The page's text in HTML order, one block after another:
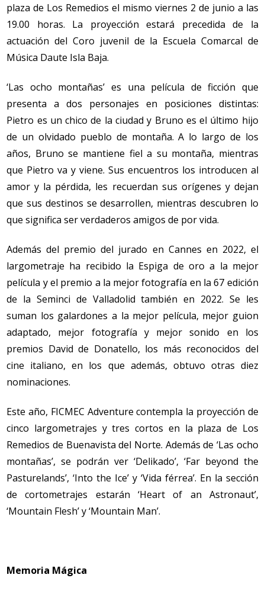
plaza de Los Remedios el mismo viernes 2 de junio a las
19.00 horas. La proyección estará precedida de la
actuación del Coro juvenil de la Escuela Comarcal de
Música Daute Isla Baja.
‘Las ocho montañas’ es una película de ficción que
presenta a dos personajes en posiciones distintas:
Pietro es un chico de la ciudad y Bruno es el último hijo
de un olvidado pueblo de montaña. A lo largo de los
años, Bruno se mantiene fiel a su montaña, mientras
que Pietro va y viene. Sus encuentros los introducen al
amor y la pérdida, les recuerdan sus orígenes y dejan
que sus destinos se desarrollen, mientras descubren lo
que significa ser verdaderos amigos de por vida.
Además del premio del jurado en Cannes en 2022, el
largometraje ha recibido la Espiga de oro a la mejor
película y el premio a la mejor fotografía en la 67 edición
de la Seminci de Valladolid también en 2022. Se les
suman los galardones a la mejor película, mejor guion
adaptado, mejor fotografía y mejor sonido en los
premios David de Donatello, los más reconocidos del
cine italiano, en los que además, obtuvo otras diez
nominaciones.
Este año, FICMEC Adventure contempla la proyección de
cinco largometrajes y tres cortos en la plaza de Los
Remedios de Buenavista del Norte. Además de ‘Las ocho
montañas’, se podrán ver ‘Delikado’, ‘Far beyond the
Pasturelands’, ‘Into the Ice’y ‘Vida férrea’. En la sección
de cortometrajes estarán ‘Heart of an Astronaut’,
‘Mountain Flesh’y ‘Mountain Man’.
Memoria Mágica